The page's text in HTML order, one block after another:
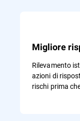
Migliore
Rilevamento
azioni di
rischi prima